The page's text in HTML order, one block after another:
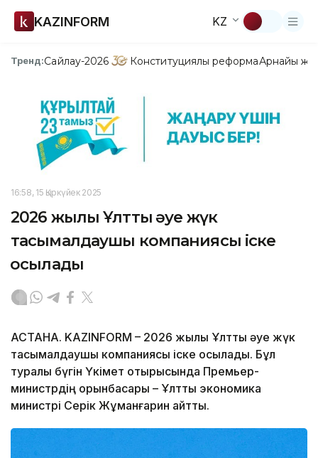
KAZINFORM KZ
Тренд:Сайлау-2026 Конституциялық реформаАрнайы
16:58, 15 Қыркүйек 2025
2026 жылы Ұлттық әуе жүк
тасымалдаушы компаниясы іске
қосылады
АСТАНА. KAZINFORM – 2026 жылы Ұлттық әуе жүк
тасымалдаушы компаниясы іске қосылады. Бұл
туралы бүгін Үкімет отырысында Премьер-
министрдің орынбасары – Ұлттық экономика
министрі Серік Жұманғарин айтты.